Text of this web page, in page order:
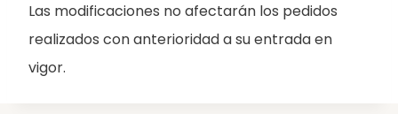
Las modificaciones no afectarán los pedidos
realizados con anterioridad a su entrada en
vigor.